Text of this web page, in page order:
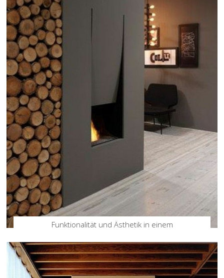
Funktionalität und Ästhetik in einem